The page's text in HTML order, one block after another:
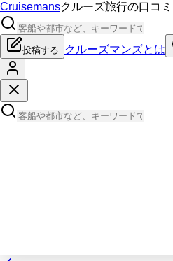
Cruisemansクルーズ旅行の口コ
投稿する クルーズマンズとは